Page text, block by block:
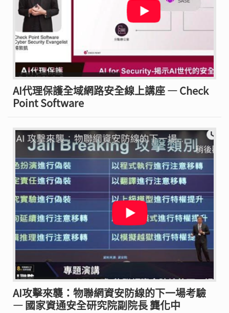
AI代理保護全域網路安全線上講座 — Check
Point Software
AI攻擊來襲：物聯網資安防線的下一場考驗
— 國家資通安全研究院副院長 龔化中